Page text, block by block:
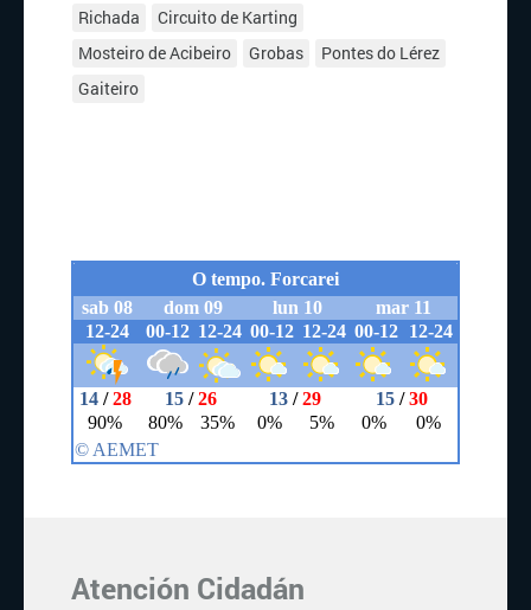
Richada
Circuito de Karting
Mosteiro de Acibeiro
Grobas
Pontes do Lérez
Gaiteiro
Atención Cidadán